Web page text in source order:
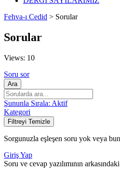
Fehva-ı Cedid > Sorular
Sorular
Views: 10
Soru sor
Ara
Şununla Sırala: Aktif
Kategori
Filtreyi Temizle
Sorgunuzla eşleşen soru yok veya
Giriş Yap
Soru ve cevap yazılımının